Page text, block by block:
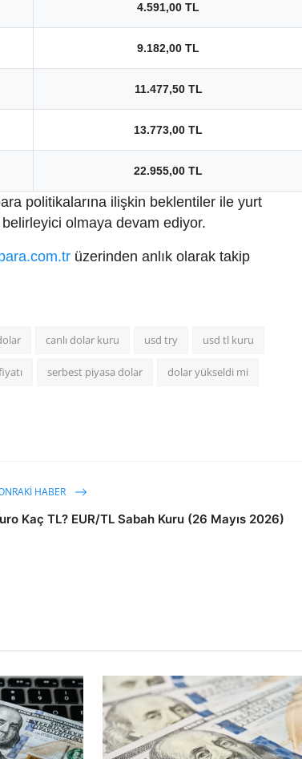
4.591,00 TL
9.182,00 TL
11.477,50 TL
13.773,00 TL
22.955,00 TL
politikalarına ilişkin beklentiler ile yurt
olmaya devam ediyor.
üzerinden anlık olarak takip
canlı dolar kuru usd try usd tl kuru
serbest piyasa dolar dolar yükseldi mi
HABER
Kaç TL? EUR/TL Sabah Kuru (26 Mayıs 2026)